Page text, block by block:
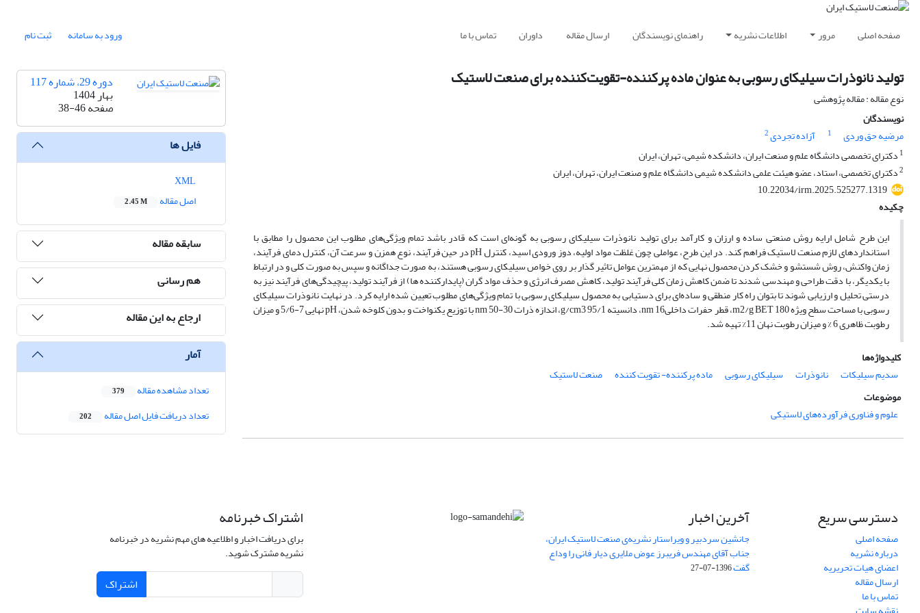
صفحه اصلی مرور اطلاعات نشریه راهنمای نویسندگان ارسال مقاله داوران تماس با ما ورود به سامانه ثبت نام
تولید نانوذرات سیلیکای رسوبی به عنوان ماده پرکننده-تقویت‌کننده برای صنعت لاستیک
نوع مقاله : مقاله پژوهشی
نویسندگان
مرضیه حق وردی
1 آزاده تجردی2
1 دکترای تخصصی دانشگاه علم و صنعت ایران، دانشکده شیمی، تهران، ایران
2دکترای تخصصی، استاد، عضو هیئت علمی دانشکده شیمی دانشگاه علم و صنعت ایران، تهران، ایران
10.22034/irm.2025.525277.1319
چکیده
این طرح شامل ارایه روش صنعتی ساده و ارزان و کارآمد برای تولید نانوذرات سیلیکای رسوبی به گونه‌‌ای است که قادر باشد تمام ویژگی‌های مطلوب این محصول را مطابق با
استانداردهای لازم صنعت لاستیک فراهم کند. در این طرح، عواملی چون غلظت مواد اولیه، دوز ورودی اسید، کنترل pH در حین فرآیند، نوع همزن و سرعت آن، کنترل دمای فرآیند،
زمان واکنش، روش شستشو و خشک کردن محصول نهایی که از مهمترین عوامل تاثیر گذار بر روی خواص سیلیکای رسوبی هستند، به صورت جداگانه و سپس به صورت کلی و در ارتباط
با یکدیگر، با دقت طراحی و مهندسی شدند تا ضمن کاهش زمان کلی فرآیند تولید، کاهش مصرف انرژی و حذف مواد گران (پایدارکننده ها) از فرآیند تولید، پیچیدگی‌های فرآیند نیز به
درستی تحلیل و ارزیابی شوند تا بتوان راه کار منطقی و ساده‌‌ای برای دستیابی به محصول سیلیکای رسوبی با تمام ویژگی‌های مطلوب تعیین شده ارایه کرد. در نهایت نانوذرات سیلیکای
رسوبی با مساحت سطح ویژه m2/g BET 180، قطر حفرات داخلیnm 16، دانسیته g/cm3 95/1، اندازه ذرات nm 50-30 با توزیع یکنواخت و بدون کلوخه شدن، pH نهایی 7-5/6 و میزان
رطوبت ظاهری 6 % و میزان رطوبت نهان 11% تهیه شد.
کلیدواژه‌ها
سدیم سیلیکات
نانوذرات سیلیکای رسوبی ماده پرکننده- تقویت کننده
صنعت لاستیک
موضوعات
علوم و فناوری فرآورده‌های لاستیکی
دوره 29، شماره 117
بهار 1404
صفحه38-46
فایل ها
اصل مقاله
2.45 M
سابقه مقاله
هم رسانی
ارجاع به این مقاله
آمار
تعداد مشاهده مقاله 379
تعداد دریافت فایل اصل مقاله 202
دسترسی سریع
صفحه اصلی
درباره نشریه
اعضای هیات تحریریه
ارسال مقاله
تماس با ما
آخرین اخبار
جانشین سردبیر و ویراستار نشریه‌ی صنعت لاستیک ایران،
جناب آقای مهندس فریبرز عوض ملایری دیار فانی را وداع
گفت1396-07-27
اشتراک خبرنامه
برای دریافت اخبار و اطلاعیه های مهم نشریه در خبرنامه
نشریه مشترک شوید.
اشتراک